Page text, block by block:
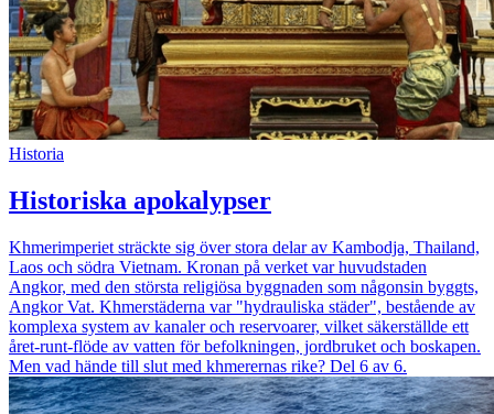
Historia
Historiska apokalypser
Khmerimperiet sträckte sig över stora delar av Kambodja, Thailand,
Laos och södra Vietnam. Kronan på verket var huvudstaden
Angkor, med den största religiösa byggnaden som någonsin byggts,
Angkor Vat. Khmerstäderna var "hydrauliska städer", bestående av
komplexa system av kanaler och reservoarer, vilket säkerställde ett
året-runt-flöde av vatten för befolkningen, jordbruket och boskapen.
Men vad hände till slut med khmerernas rike? Del 6 av 6.